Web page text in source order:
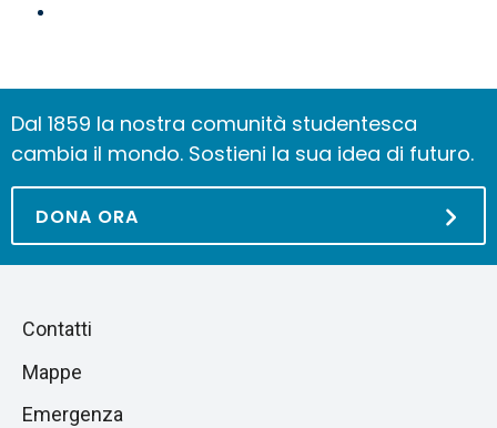
Dal 1859 la nostra comunità studentesca
cambia il mondo. Sostieni la sua idea di futuro.
DONA ORA
Salta
sezione
Piè
di
pagina
Contatti
Mappe
Emergenza